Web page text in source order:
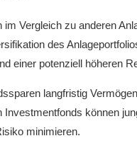
Vergleich zu anderen
des
einer potenziell höheren
langfristig
‌können
minimieren.